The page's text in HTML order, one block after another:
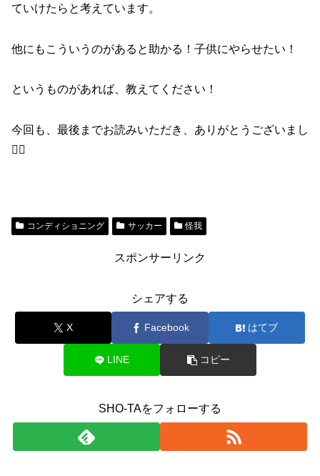
ていけたらと考えています。
他にもこういうのがあると助かる！子供にやらせたい！
というものがあれば、教えてください！
今回も、最後までお読みいただき、ありがとうございまし
🙇‍♂️
コンディショニング サッカー 怪我
スポンサーリンク
シェアする
X Facebook はてブ
LINE コピー
SHO-TAをフォローする